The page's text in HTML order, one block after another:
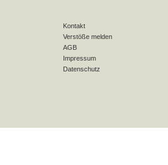
Kontakt
Verstöße melden
AGB
Impressum
Datenschutz